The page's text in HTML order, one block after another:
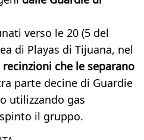
verso le 20 (5 del
di Playas di Tijuana, nel
recinzioni che le separano
parte decine di Guardie
utilizzando gas
il gruppo.